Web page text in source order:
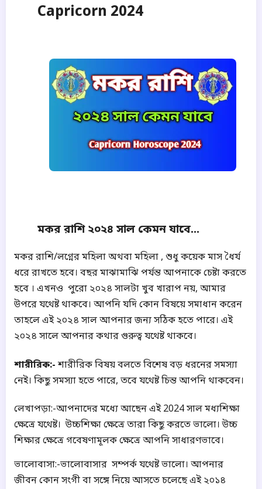
Capricorn 2024
মকর রাশি ২০২৪ সাল কেমন যাবে...
মকর রাশি/লগ্নের মহিলা অথবা মহিলা , শুধু কয়েক মাস ধৈর্য
ধরে রাখতে হবে। বছর মাঝামাঝি পর্যন্ত আপনাকে চেষ্টা করতে
হবে । এখনও পুরো ২০২৪ সালটা খুব খারাপ নয়, আমার
উপরে যথেষ্ট থাকবে। আপনি যদি কোন বিষয়ে সমাধান করেন
তাহলে এই ২০২৪ সাল আপনার জন্য সঠিক হতে পারে। এই
২০২৪ সালে আপনার কথার গুরুত্ব যথেষ্ট থাকবে।
শারীরিক:-শারীরিক বিষয় বলতে বিশেষ বড় ধরনের সমস্যা
নেই। কিছু সমস্যা হতে পারে, তবে যথেষ্ট চিন্ত আপনি থাকবেন।
লেখাপড়া:-আপনাদের মধ্যে আছেন এই 2024 সাল মধ্যশিক্ষা
ক্ষেত্রে যথেষ্ট। উচ্চশিক্ষা ক্ষেত্রে তারা কিছু করতে ভালো।উচ্চ
শিক্ষার ক্ষেত্রে গবেষণামূলক ক্ষেত্রে আপনি সাধারণভাবে।
ভালোবাসা:-ভালোবাসার সম্পর্ক যথেষ্ট ভালো। আপনার
জীবন কোন সংগী বা সঙ্গে নিয়ে আসতে চলেছে এই ২০১৪